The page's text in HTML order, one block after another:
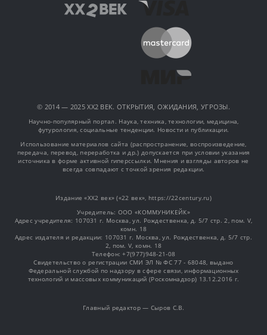
© 2014 — 2025 XX2 ВЕК. ОТКРЫТИЯ, ОЖИДАНИЯ, УГРОЗЫ.
Научно-популярный портал. Наука, техника, технологии, медицина,
футурология, социальные тенденции. Новости и публикации.
Использование материалов сайта (распространение, воспроизведение,
передача, перевод, переработка и др.) допускается при условии указания
источника в форме активной гиперссылки. Мнения и взгляды авторов не
всегда совпадают с точкой зрения редакции.
Издание «XX2 век» («22 век», https://22century.ru)
Учредитель: OOO «КОММУНИКЕЙК»
Адрес учредителя: 107031 г. Москва, ул. Рождественка, д. 5/7 стр. 2, пом. V,
комн. 18
Адрес издателя и редакции: 107031 г. Москва, ул. Рождественка, д. 5/7 стр.
2, пом. V, комн. 18
Телефон: +7(977)948-21-08
Свидетельство о регистрации СМИ ЭЛ № ФС 77 - 68048, выдано
Федеральной службой по надзору в сфере связи, информационных
технологий и массовых коммуникаций (Роскомнадзор) 13.12.2016 г.
Главный редактор — Сыров С.В.